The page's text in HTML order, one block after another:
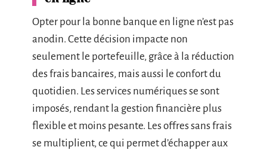
Opter pour la bonne banque en ligne n’est pas
anodin. Cette décision impacte non
seulement le portefeuille, grâce à la réduction
des frais bancaires, mais aussi le confort du
quotidien. Les services numériques se sont
imposés, rendant la gestion financière plus
flexible et moins pesante. Les offres sans frais
se multiplient, ce qui permet d’échapper aux